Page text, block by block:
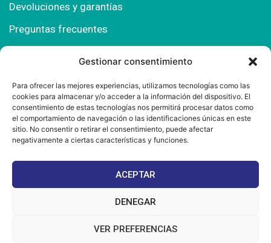
Gestionar consentimiento
Para ofrecer las mejores experiencias, utilizamos tecnologías como las
cookies para almacenar y/o acceder a la información del dispositivo. El
consentimiento de estas tecnologías nos permitirá procesar datos como
el comportamiento de navegación o las identificaciones únicas en este
sitio. No consentir o retirar el consentimiento, puede afectar
negativamente a ciertas características y funciones.
ACEPTAR
DENEGAR
VER PREFERENCIAS
Devoluciones y garantías
Preguntas frecuentes
Polígono Comercial Urbisur (Cita previa) 11130
Chiclana de la Fra. (Cádiz)
667 457 908
info@mantonesdelsur.com
mantonesdelsur@gmail.com